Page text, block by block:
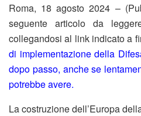
Roma, 18 agosto 2024 –
seguente articolo da
collegandosi al link indicato a
di implementazione della
dopo passo, anche se
potrebbe avere.
La costruzione dell’Europa